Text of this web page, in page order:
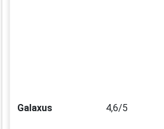
Galaxus 4,6/5